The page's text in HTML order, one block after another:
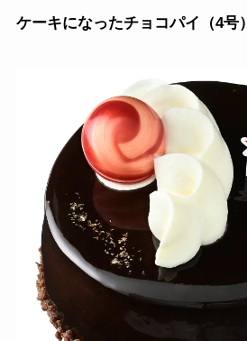
ケーキになったチョコパイ（4号）